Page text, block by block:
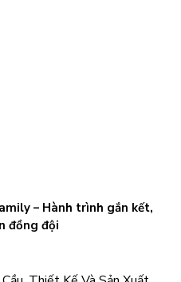
– Hành trình gắn kết,
đồng đội